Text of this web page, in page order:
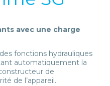
avec une charge
fonctions hydrauliques
automatiquement la
de
de l’appareil.